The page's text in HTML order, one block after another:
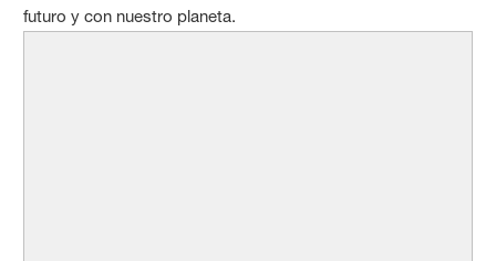
futuro y con nuestro planeta.